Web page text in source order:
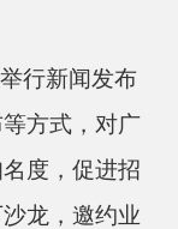
行新闻发布
方式，对广
度，促进招
龙，邀约业